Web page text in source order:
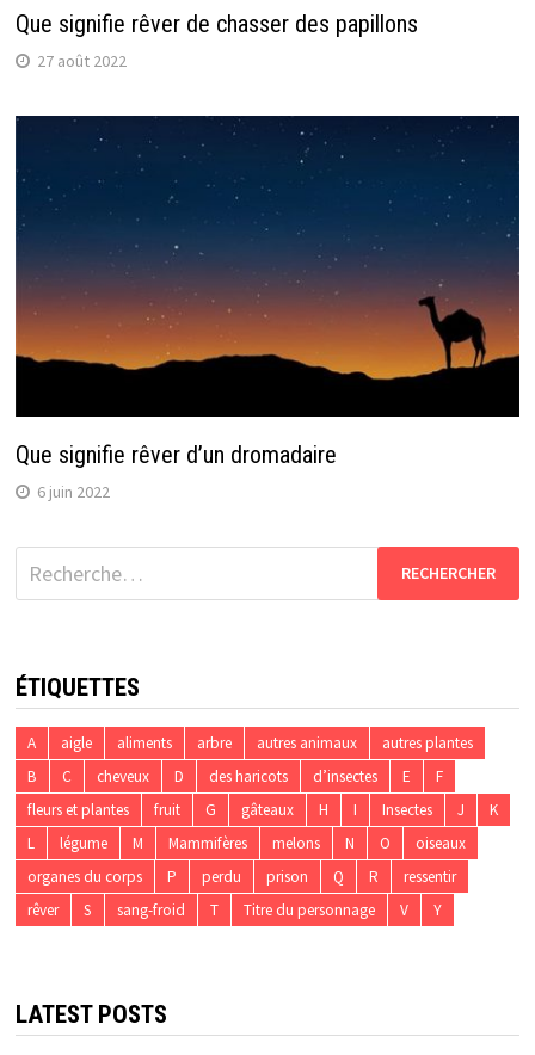
Que signifie rêver de chasser des papillons
27 août 2022
Que signifie rêver d’un dromadaire
6 juin 2022
Rechercher :
ÉTIQUETTES
A aigle aliments arbre autres animaux
autres plantes
B
C cheveux D des haricots d’insectes E
F
fleurs et plantes
fruit G gâteaux H I Insectes J
K
L
légume M Mammifères melons N O
oiseaux
organes du corps
P perdu prison Q R
ressentir
rêver
S sang-froid T Titre du personnage V Y
LATEST POSTS